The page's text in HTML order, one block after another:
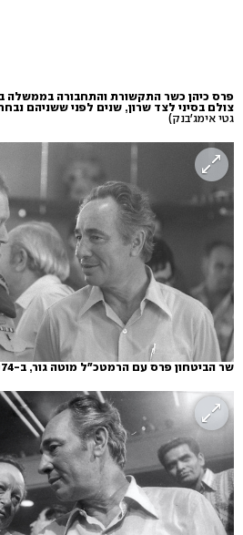
פרס כיהן כשר התקשורת והתחבורה בממשלה
צולם בסיני לצד שרון, שנים לפני ששניהם
גטי אימג'בנק)
שר הביטחון פרס עם הרמטכ"ל מוטה גור, ב-1974